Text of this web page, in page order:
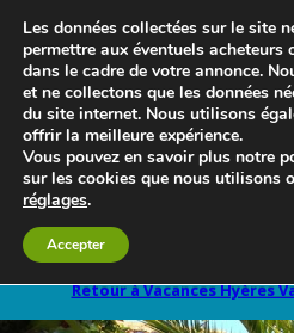
Retour à Vacances Hyères
Les données collectées sur le site
permettre aux éventuels
dans le cadre de votre annonce.
et ne collectons que les données
du site internet. Nous utilisons
offrir la meilleure expérience.
Vous pouvez en savoir plus notre
sur les cookies que nous utilisons
réglages.
Accepter